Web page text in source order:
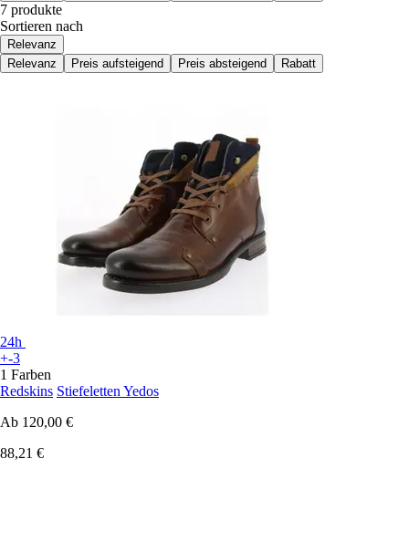
7 produkte
Sortieren nach
Relevanz
Relevanz
Preis aufsteigend Preis absteigend Rabatt
24h
+-3
1 Farben
Redskins Stiefeletten Yedos
Ab 120,00 €
88,21 €